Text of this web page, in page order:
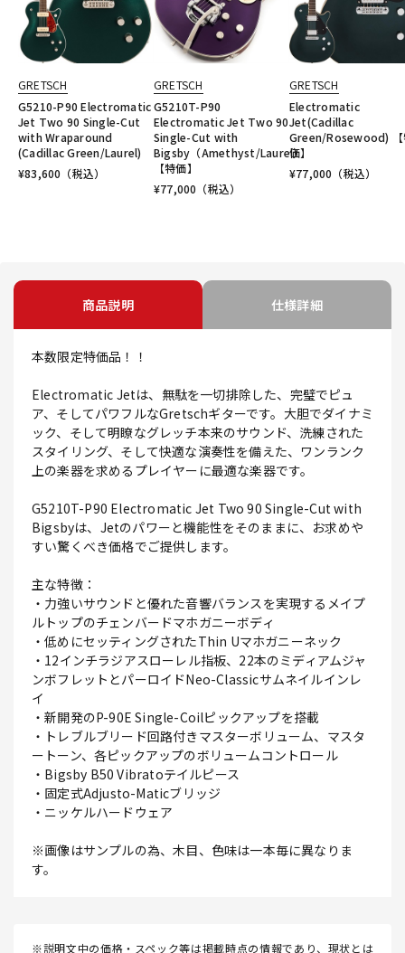
GRETSCH
G5210-P90 Electromatic
Jet Two 90 Single-Cut
with Wraparound
(Cadillac Green/Laurel)
¥83,600 （税込）
GRETSCH
G5210T-P90
Electromatic Jet Two 90
Single-Cut with
Bigsby（Amethyst/Laurel）
【特価】
¥77,000 （税込）
GRETSCH
Electromatic
Jet(Cadillac
Green/Rosewood) 【
価】
¥77,000 （税込）
商品説明 仕様詳細
本数限定特価品！！
Electromatic Jetは、無駄を一切排除した、完璧でピュ
ア、そしてパワフルなGretschギターです。大胆でダイナミ
ック、そして明瞭なグレッチ本来のサウンド、洗練された
スタイリング、そして快適な演奏性を備えた、ワンランク
上の楽器を求めるプレイヤーに最適な楽器です。
G5210T-P90 Electromatic Jet Two 90 Single-Cut with
Bigsbyは、Jetのパワーと機能性をそのままに、お求めや
すい驚くべき価格でご提供します。
主な特徴：
・力強いサウンドと優れた音響バランスを実現するメイプ
ルトップのチェンバードマホガニーボディ
・低めにセッティングされたThin Uマホガニーネック
・12インチラジアスローレル指板、22本のミディアムジャ
ンボフレットとパーロイドNeo-Classicサムネイルインレ
イ
・新開発のP-90E Single-Coilピックアップを搭載
・トレブルブリード回路付きマスターボリューム、マスタ
ートーン、各ピックアップのボリュームコントロール
・Bigsby B50 Vibratoテイルピース
・固定式Adjusto-Maticブリッジ
・ニッケルハードウェア
※画像はサンプルの為、木目、色味は一本毎に異なりま
す。
※説明文中の価格・スペック等は掲載時点の情報であり、現状とは